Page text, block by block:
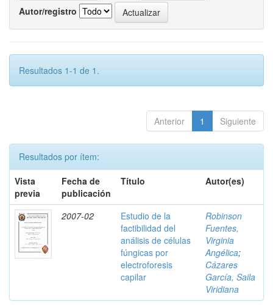
Autor/registro
Resultados 1-1 de 1.
Anterior 1 Siguiente
Resultados por ítem:
Vista
previa
Fecha de
publicación
Título Autor(es)
2007-02
Estudio de la
factibilidad del
análisis de células
fúngicas por
electroforesis
capilar
Robinson
Fuentes,
Virginia
Angélica;
Cázares
García, Saila
Viridiana